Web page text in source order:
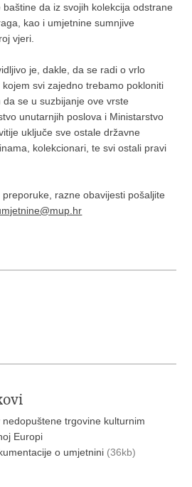
da iz svojih kolekcija odstrane
kao i umjetnine sumnjive
vjeri.
je, dakle, da se radi o vrlo
svi zajedno trebamo pokloniti
se u suzbijanje ove vrste
unutarnjih poslova i Ministarstvo
uključe sve ostale državne
kolekcionari, te svi ostali pravi
razne obavijesti pošaljite
trgovine kulturnim
Europi
o umjetnini (36kb)